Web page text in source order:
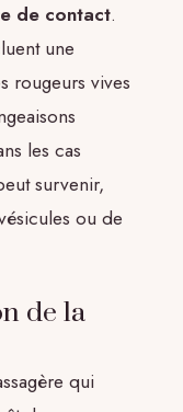
de contact.
une
rougeurs vives
les cas
survenir,
ou de
de la
qui